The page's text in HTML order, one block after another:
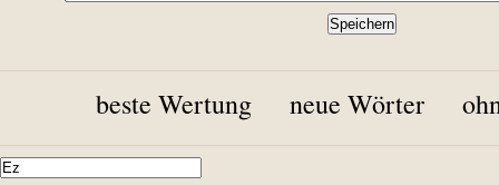
beste Wertung neue Wörter